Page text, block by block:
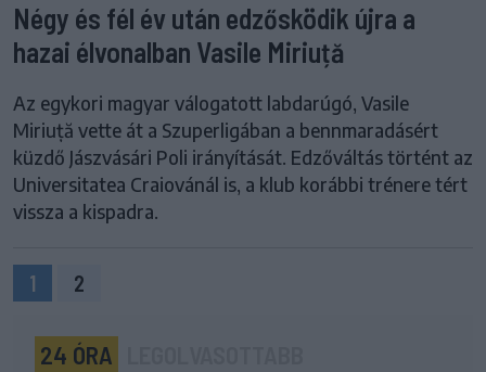
Négy és fél év után edzősködik újra a
hazai élvonalban Vasile Miriuță
Az egykori magyar válogatott labdarúgó, Vasile
Miriuță vette át a Szuperligában a bennmaradásért
küzdő Jászvásári Poli irányítását. Edzőváltás történt az
Universitatea Craiovánál is, a klub korábbi trénere tért
vissza a kispadra.
1 2
24 ÓRA